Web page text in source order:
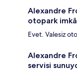
Alexandre
otopark
Evet. Valesiz
Alexandre
servisi